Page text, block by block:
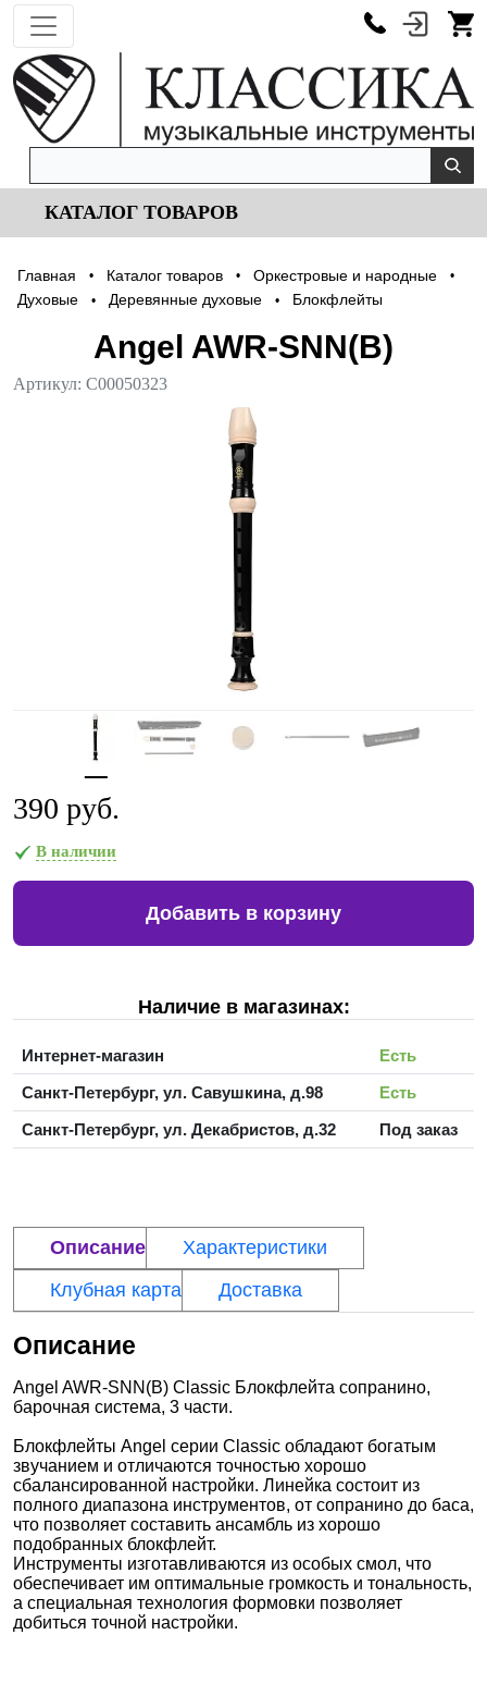
КАТАЛОГ ТОВАРОВ
Главная • Каталог товаров • Оркестровые и народные •
Духовые • Деревянные духовые • Блокфлейты
Angel AWR-SNN(B)
Артикул: С00050323
390 руб.
В наличии
Добавить в корзину
Наличие в магазинах:
Интернет-магазин
Есть
Санкт-Петербург, ул. Савушкина, д.98
Есть
Санкт-Петербург, ул. Декабристов, д.32
Под заказ
Описание
Характеристики
Клубная карта
Доставка
Описание
Angel AWR-SNN(B) Classic Блокфлейта сопранино,
барочная система, 3 части.
Блокфлейты Angel серии Classic обладают богатым
звучанием и отличаются точностью хорошо
сбалансированной настройки. Линейка состоит из
полного диапазона инструментов, от сопранино до баса,
что позволяет составить ансамбль из хорошо
подобранных блокфлейт.
Инструменты изготавливаются из особых смол, что
обеспечивает им оптимальные громкость и тональность,
а специальная технология формовки позволяет
добиться точной настройки.